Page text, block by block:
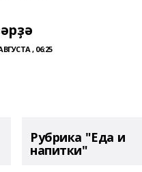
, 06:25
Рубрика "Еда и
напитки"